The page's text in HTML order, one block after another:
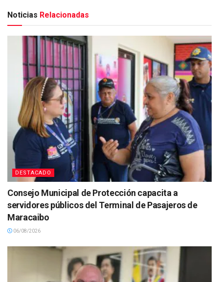
Noticias Relacionadas
DESTACADO
Consejo Municipal de Protección capacita a
servidores públicos del Terminal de Pasajeros de
Maracaibo
06/08/2026